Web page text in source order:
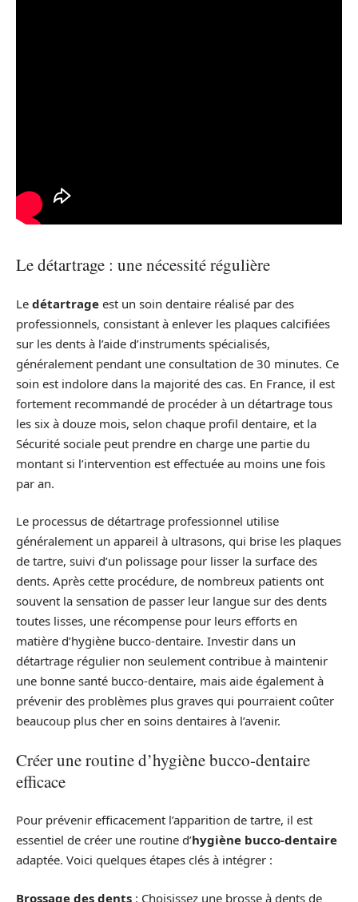
Le détartrage : une nécessité régulière
Le détartrage est un soin dentaire réalisé par des
professionnels, consistant à enlever les plaques calcifiées
sur les dents à l’aide d’instruments spécialisés,
généralement pendant une consultation de 30 minutes. Ce
soin est indolore dans la majorité des cas. En France, il est
fortement recommandé de procéder à un détartrage tous
les six à douze mois, selon chaque profil dentaire, et la
Sécurité sociale peut prendre en charge une partie du
montant si l’intervention est effectuée au moins une fois
par an.
Le processus de détartrage professionnel utilise
généralement un appareil à ultrasons, qui brise les plaques
de tartre, suivi d’un polissage pour lisser la surface des
dents. Après cette procédure, de nombreux patients ont
souvent la sensation de passer leur langue sur des dents
toutes lisses, une récompense pour leurs efforts en
matière d’hygiène bucco-dentaire. Investir dans un
détartrage régulier non seulement contribue à maintenir
une bonne santé bucco-dentaire, mais aide également à
prévenir des problèmes plus graves qui pourraient coûter
beaucoup plus cher en soins dentaires à l’avenir.
Créer une routine d’hygiène bucco-dentaire
efficace
Pour prévenir efficacement l’apparition de tartre, il est
essentiel de créer une routine d’hygiène bucco-dentaire
adaptée. Voici quelques étapes clés à intégrer :
Brossage des dents : Choisissez une brosse à dents de